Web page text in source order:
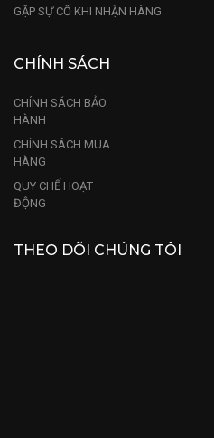
GẶP SỰ CỐ KHI NHẬN HÀNG
CHÍNH SÁCH
CHÍNH SÁCH BẢO
HÀNH
CHÍNH SÁCH MUA
HÀNG
QUY CHẾ HOẠT
ĐỘNG
THEO DÕI CHÚNG TÔI